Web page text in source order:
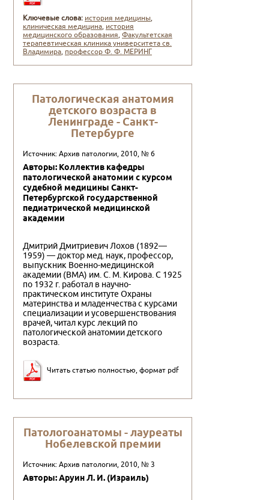
Ключевые слова: история медицины,
клиническая медицина, история
медицинского образования,Факультетская
терапевтическая клиника университета св.
Владимира, профессор Ф. Ф. МЕPИНГ
Патологическая анатомия
детского возраста в
Ленинграде - Санкт-
Петербурге
Источник: Архив патологии, 2010, № 6
Авторы: Коллектив кафедры
патологической анатомии с курсом
судебной медицины Санкт-
Петербургской государственной
педиатрической медицинской
академии
Дмитрий Дмитриевич Лохов (1892—
1959) — доктор мед. наук, профессор,
выпускник Военно-медицинской
академии (ВМА) им. С. М. Кирова. С 1925
по 1932 г. работал в научно-
практическом институте Охраны
материнства и младенчества с курсами
специализации и усовершенствования
врачей, читал курс лекций по
патологической анатомии детского
возраста.
Читать статью полностью, формат pdf
Патологоанатомы - лауреаты
Нобелевской премии
Источник: Архив патологии, 2010, № 3
Авторы: Аруин Л. И. (Израиль)